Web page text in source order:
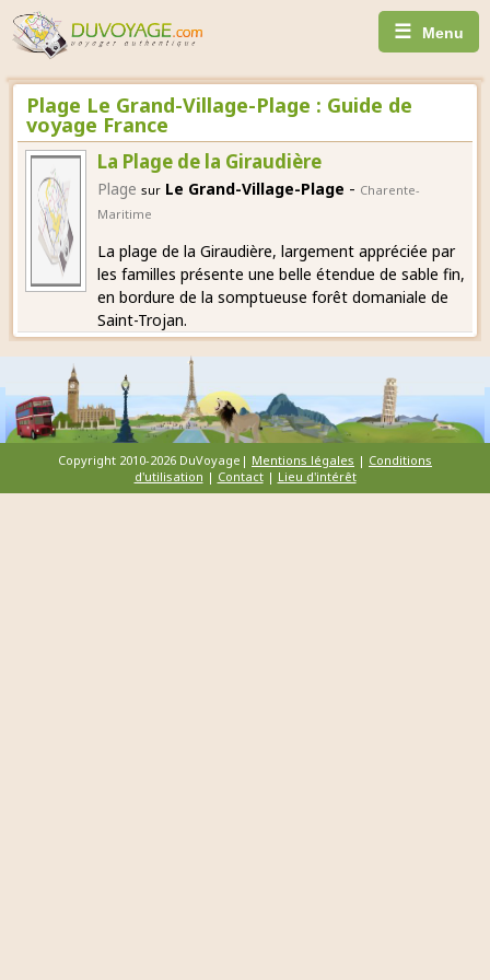
☰ Menu
Plage Le Grand-Village-Plage : Guide de
voyage France
La Plage de la Giraudière
Plage sur Le Grand-Village-Plage - Charente-
Maritime
La plage de la Giraudière, largement appréciée par
les familles présente une belle étendue de sable fin,
en bordure de la somptueuse forêt domaniale de
Saint-Trojan.
Copyright 2010-2026 DuVoyage| Mentions légales | Conditions
d'utilisation | Contact| Lieu d'intérêt